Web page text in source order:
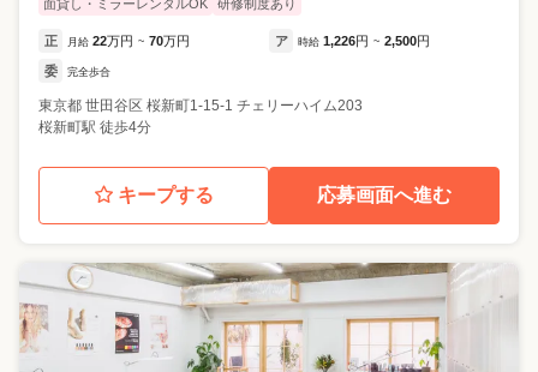
面貸し・ミラーレンタルOK 研修制度あり
正 月給 22万円 ~ 70万円 ア 時給 1,226円 ~ 2,500円
委 完全歩合
東京都 世田谷区 桜新町1-15-1 チェリーハイム203
桜新町駅 徒歩4分
キープする 応募画面へ進む